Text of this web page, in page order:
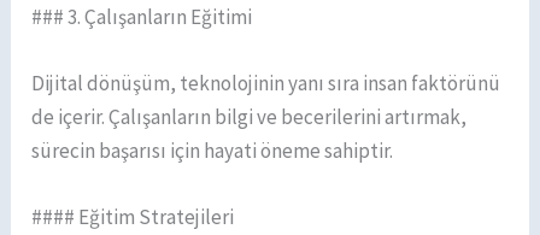
### 3. Çalışanların Eğitimi
Dijital dönüşüm, teknolojinin yanı sıra insan faktörünü
de içerir. Çalışanların bilgi ve becerilerini artırmak,
sürecin başarısı için hayati öneme sahiptir.
#### Eğitim Stratejileri